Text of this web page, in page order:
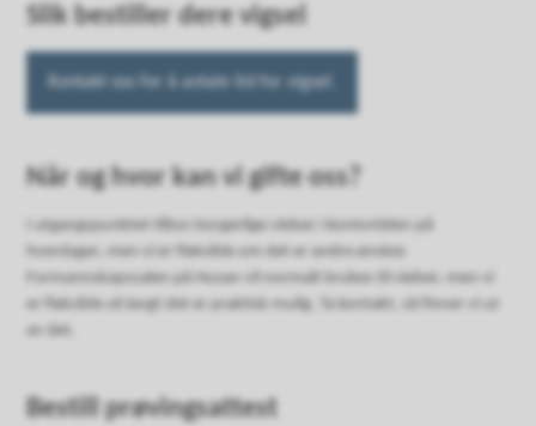
Slik bestiller dere vigsel
Kontakt oss for å avtale tid for vigsel.
Når og hvor kan vi gifte oss?
I utgangspunktet tilbys borgerlige vielser i kontortiden på
hverdager, men vi er fleksible om det er andre ønsker.
Formannskapssalen på Husan vil normalt brukes til vielser, men vi
er fleksible så langt det er praktisk mulig. Ta kontakt, så finner vi ut
Bestill prøvingsattest